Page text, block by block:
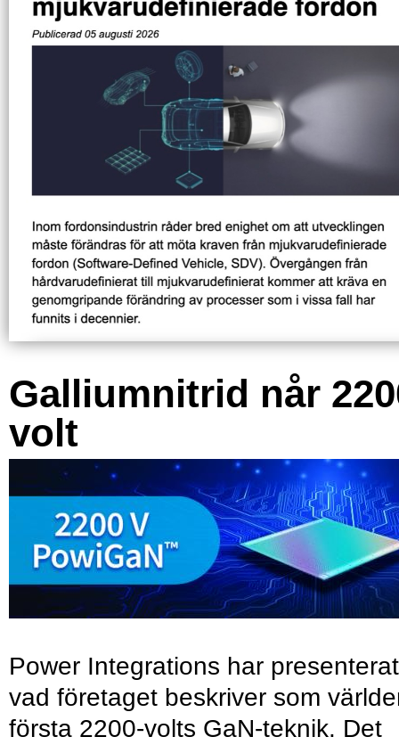
Galliumnitrid når
volt
Power Integrations har presenterat
vad företaget beskriver som
första 2200-volts GaN-teknik. Det